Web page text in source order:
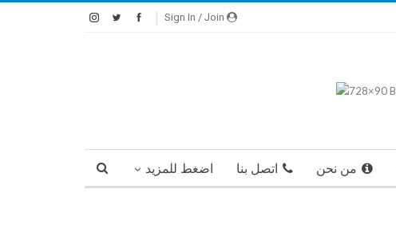
من نحن اتصل بنا اضغط للمزيد